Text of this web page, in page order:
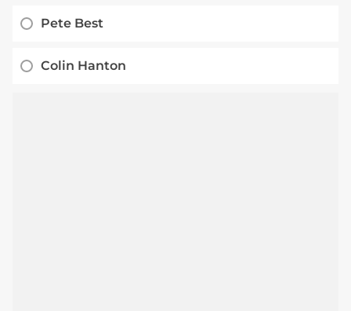
Pete Best
Colin Hanton